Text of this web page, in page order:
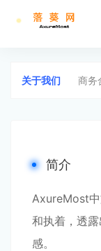
关于我们 商务
简介
AxureMost
和执着，透
感。